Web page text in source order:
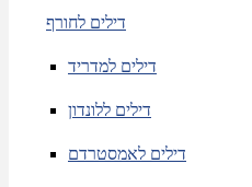
דילים לחורף
דילים למדריד
דילים ללונדון
דילים לאמסטרדם